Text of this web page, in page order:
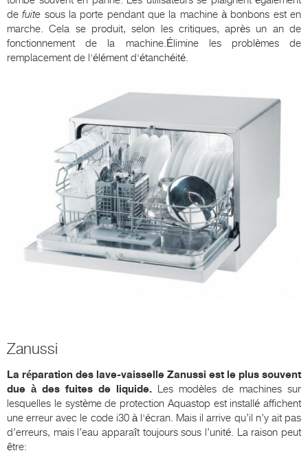
defuite sous la porte pendant que la machine à bonbons est en
marche. Cela se produit, selon les critiques, après un an de
fonctionnement de la machine.Élimine les problèmes de
remplacement de l'élément d'étanchéité.
Zanussi
La réparation des lave-vaisselle Zanussi est le plus souvent
due à des fuites de liquide. Les modèles de machines sur
lesquelles le système de protection Aquastop est installé affichent
une erreur avec le code i30 à l'écran. Mais il arrive qu’il n’y ait pas
d’erreurs, mais l’eau apparaît toujours sous l’unité. La raison peut
être: